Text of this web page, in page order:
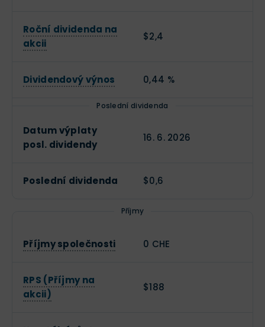
Roční dividenda na
akcii
$2,4
Dividendový výnos 0,44 %
Poslední dividenda
Datum výplaty
posl. dividendy
16. 6. 2026
Poslední dividenda $0,6
Příjmy
Příjmy společnosti 0 CHE
RPS (Příjmy na
akcii)
$188